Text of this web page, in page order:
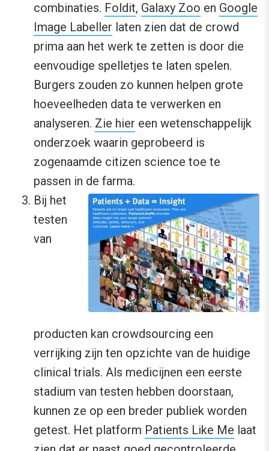
combinaties. Foldit, Galaxy Zoo en Google
Image Labeller laten zien dat de crowd
prima aan het werk te zetten is door die
eenvoudige spelletjes te laten spelen.
Burgers zouden zo kunnen helpen grote
hoeveelheden data te verwerken en
analyseren. Zie hier een wetenschappelijk
onderzoek waarin geprobeerd is
zogenaamde citizen science toe te
passen in de farma.
Bij het
testen
van
producten kan crowdsourcing een
verrijking zijn ten opzichte van de huidige
clinical trials. Als medicijnen een eerste
stadium van testen hebben doorstaan,
kunnen ze op een breder publiek worden
getest. Het platform Patients Like Me laat